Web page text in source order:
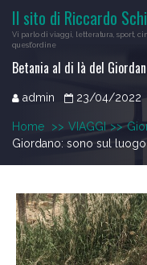
content
Il sito di Riccardo
Vi parlo di viaggi, letteratura, sport,
quest'ordine
Betania al di là del
admin 23/04/2022
Home >> VIAGGI >>
Giordano: sono sul